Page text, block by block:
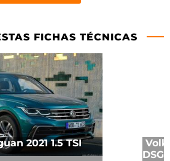
FICHAS TÉCNICAS
2021 1.5 TSI
DSG